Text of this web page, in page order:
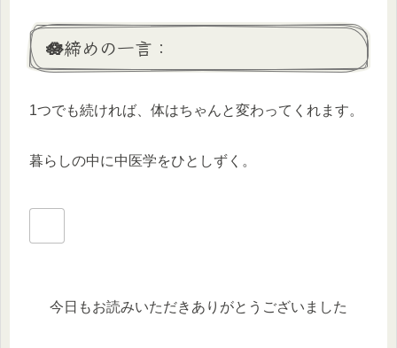
🪷締めの一言：
1つでも続ければ、体はちゃんと変わってくれます。
暮らしの中に中医学をひとしずく。
今日もお読みいただきありがとうございました